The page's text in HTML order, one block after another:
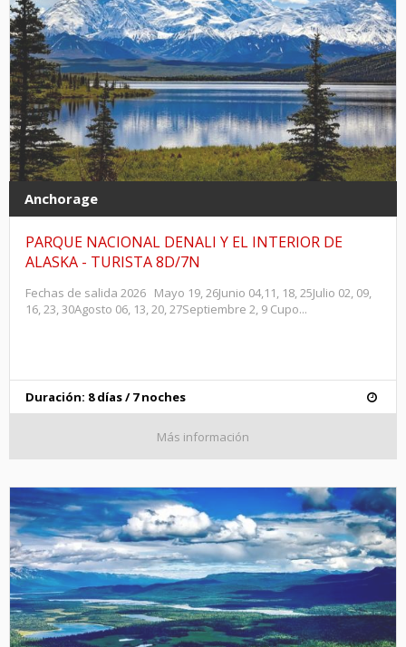
Anchorage
PARQUE NACIONAL DENALI Y EL INTERIOR DE
ALASKA - TURISTA 8D/7N
Fechas de salida 2026 Mayo 19, 26Junio 04,11, 18, 25Julio 02, 09,
16, 23, 30Agosto 06, 13, 20, 27Septiembre 2, 9 Cupo...
Duración: 8 días / 7 noches
Más información